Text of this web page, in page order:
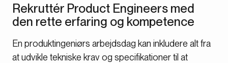
Rekruttér Product Engineers med
den rette erfaring og kompetence
En produktingeniørs arbejdsdag kan inkludere alt fra
at udvikle tekniske krav og specifikationer til at